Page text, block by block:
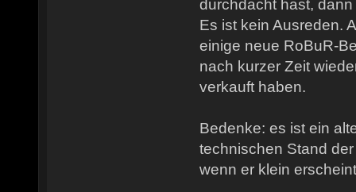
durchdacht hast,
Es ist kein Ausreden.
einige neue RoBuR-
nach kurzer Zeit
verkauft haben.
Bedenke: es ist ein
technischen Stand
wenn er klein